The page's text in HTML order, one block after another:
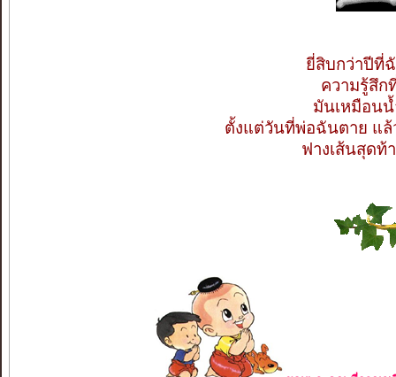
ยี่สิบกว่าปีที่
ความรู้สึก
มันเหมือนน้
ตั้งแต่วันที่พ่อฉันตาย แล้
ฟางเส้นสุดท้